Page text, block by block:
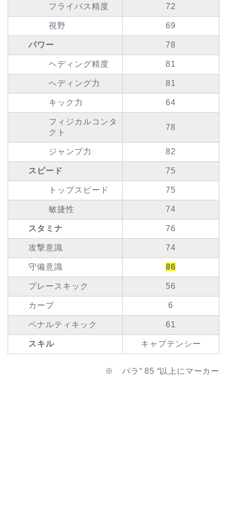
フライパス精度 72
視野 69
パワー 78
ヘディング精度 81
ヘディング力 81
キック力 64
フィジカルコンタ
クト
78
ジャンプ力 82
スピード 75
トップスピード 75
敏捷性 74
スタミナ 76
攻撃意識 74
守備意識 86
プレースキック 56
カーブ 6
ペナルティキック 61
スキル キャプテンシー
※ パラ“ 85 “以上にマーカー